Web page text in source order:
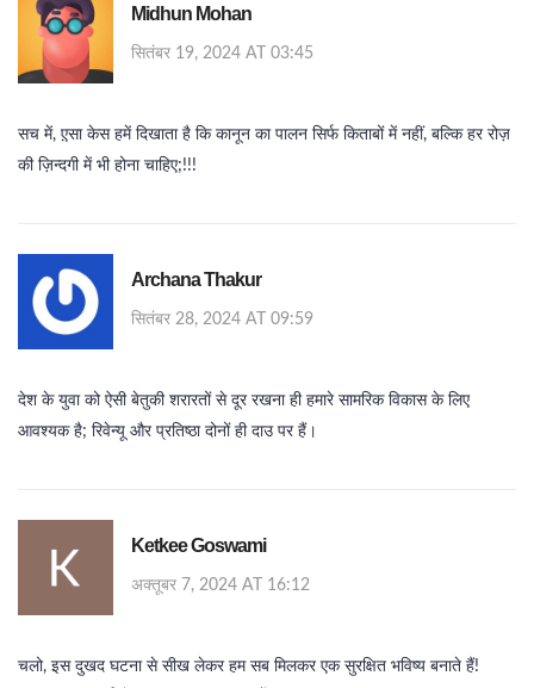
Midhun Mohan
सितंबर 19, 2024 AT 03:45
सच में, ए़सा केस हमें दिखाता है कि कानून का पालन सिर्फ किताबों में नहीं, बल्कि हर रोज़
की ज़िन्दगी में भी होना चाहिए;!!!
Archana Thakur
सितंबर 28, 2024 AT 09:59
देश के युवा को ऐसी बेतुकी शरारतों से दूर रखना ही हमारे सामरिक विकास के लिए
आवश्यक है; रिवेन्यू और प्रतिष्ठा दोनों ही दाउ पर हैं।
Ketkee Goswami
अक्तूबर 7, 2024 AT 16:12
चलो, इस दुखद घटना से सीख लेकर हम सब मिलकर एक सुरक्षित भविष्य बनाते हैं!